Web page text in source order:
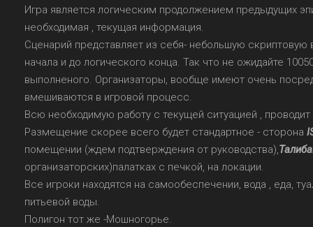
Игра является логическим продолжением предыдущих
необходимая , текущая информация.
Сценарий представляет из себя- небольшую скриптовую
начала и до логического конца. Так что не ожидайте
выполненого. Организаторы, вообще имеют очень
вмешиваются в игровой процесс.
Всю необходимую работу с текущей ситуацией , проводит
Размещение скорее всего будет стандартное - сторона
помещении (ждем подтверждения от руководства),
организаторских)палатках с печкой, на локации.
Все игроки находятся на самообеспечении, вода , еда,
питьевой воды.
Полигон тот же -Мошногорье.